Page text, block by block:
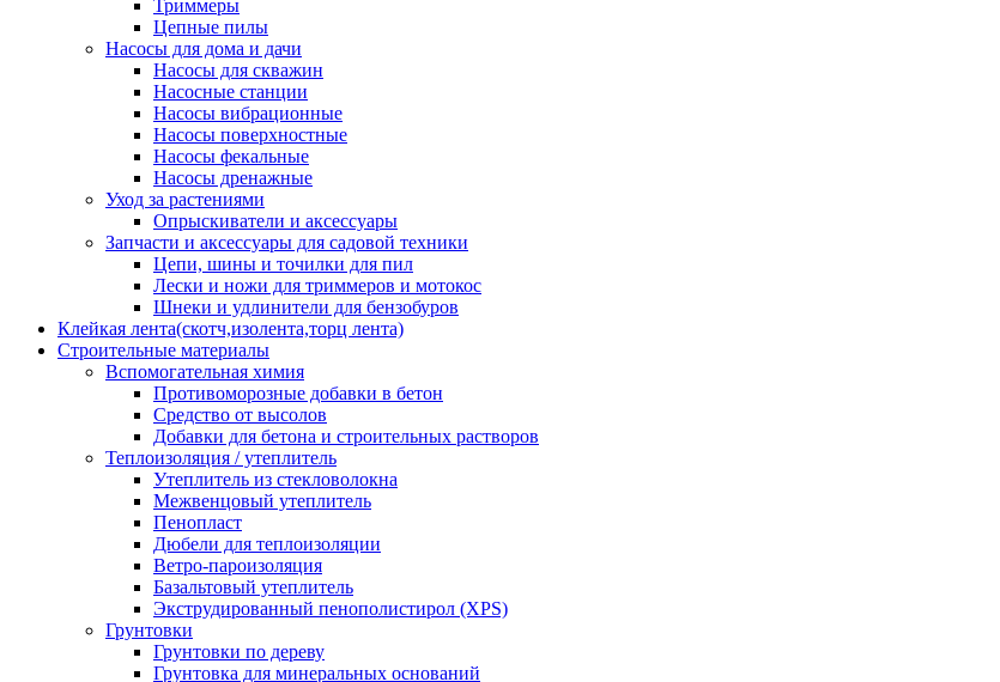
Триммеры
Цепные пилы
Насосы для дома и дачи
Насосы для скважин
Насосные станции
Насосы вибрационные
Насосы поверхностные
Насосы фекальные
Насосы дренажные
Уход за растениями
Опрыскиватели и аксессуары
Запчасти и аксессуары для садовой техники
Цепи, шины и точилки для пил
Лески и ножи для триммеров и мотокос
Шнеки и удлинители для бензобуров
Клейкая лента(скотч,изолента,торц лента)
Строительные материалы
Вспомогательная химия
Противоморозные добавки в бетон
Средство от высолов
Добавки для бетона и строительных растворов
Теплоизоляция / утеплитель
Утеплитель из стекловолокна
Межвенцовый утеплитель
Пенопласт
Дюбели для теплоизоляции
Ветро-пароизоляция
Базальтовый утеплитель
Экструдированный пенополистирол (XPS)
Грунтовки
Грунтовки по дереву
Грунтовка для минеральных оснований